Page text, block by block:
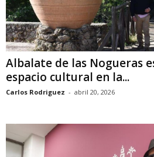
Albalate de las Nogueras
espacio cultural en la...
Carlos Rodriguez - abril 20, 2026